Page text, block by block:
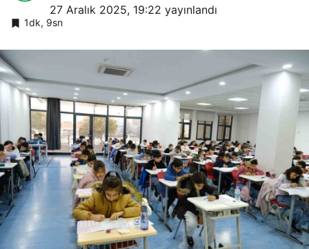
27 Aralık 2025, 19:22 yayınlandı
1dk, 9sn